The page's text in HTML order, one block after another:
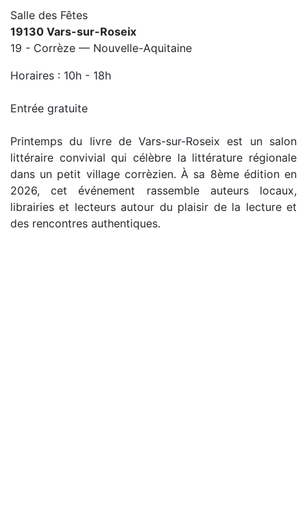
Salle des Fêtes
19130 Vars-sur-Roseix
19 - Corrèze — Nouvelle-Aquitaine
Horaires : 10h - 18h
Entrée gratuite
Printemps du livre de Vars-sur-Roseix est un salon
littéraire convivial qui célèbre la littérature régionale
dans un petit village corrèzien. À sa 8ème édition en
2026, cet événement rassemble auteurs locaux,
librairies et lecteurs autour du plaisir de la lecture et
des rencontres authentiques.